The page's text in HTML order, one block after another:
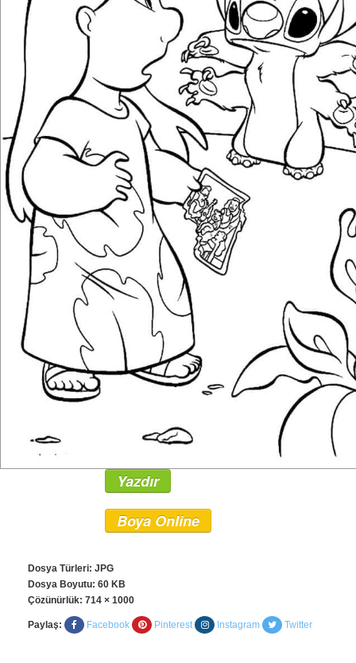
Yazdır
Boya Online
Dosya Türleri: JPG
Dosya Boyutu: 60 KB
Çözünürlük: 714 × 1000
Paylaş: Facebook Pinterest Instagram Twitter